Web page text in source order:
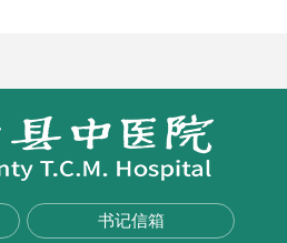
书记信箱